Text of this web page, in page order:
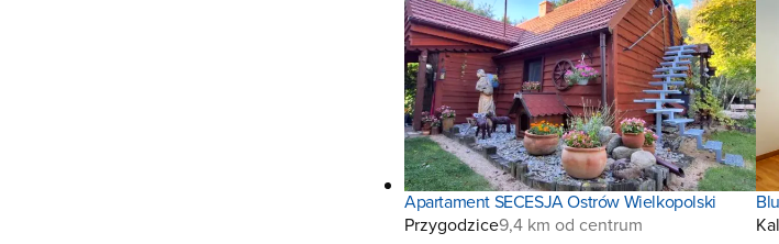
Apartament SECESJA Ostrów Wielkopolski
Przygodzice9,4 km od centrum